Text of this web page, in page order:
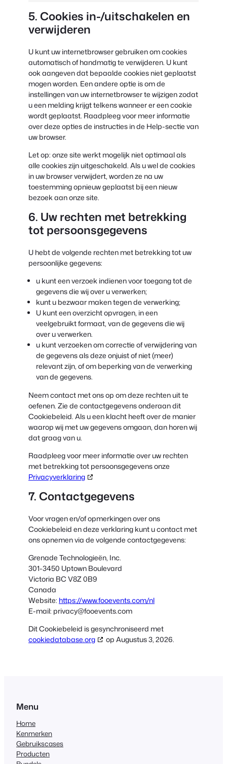
5. Cookies in-/uitschakelen en
verwijderen
U kunt uw internetbrowser gebruiken om cookies
automatisch of handmatig te verwijderen. U kunt
ook aangeven dat bepaalde cookies niet geplaatst
mogen worden. Een andere optie is om de
instellingen van uw internetbrowser te wijzigen zodat
u een melding krijgt telkens wanneer er een cookie
wordt geplaatst. Raadpleeg voor meer informatie
over deze opties de instructies in de Help-sectie van
uw browser.
Let op: onze site werkt mogelijk niet optimaal als
alle cookies zijn uitgeschakeld. Als u wel de cookies
in uw browser verwijdert, worden ze na uw
toestemming opnieuw geplaatst bij een nieuw
bezoek aan onze site.
6. Uw rechten met betrekking
tot persoonsgegevens
U hebt de volgende rechten met betrekking tot uw
persoonlijke gegevens:
u kunt een verzoek indienen voor toegang tot de
gegevens die wij over u verwerken;
kunt u bezwaar maken tegen de verwerking;
U kunt een overzicht opvragen, in een
veelgebruikt formaat, van de gegevens die wij
over u verwerken.
u kunt verzoeken om correctie of verwijdering van
de gegevens als deze onjuist of niet (meer)
relevant zijn, of om beperking van de verwerking
van de gegevens.
Neem contact met ons op om deze rechten uit te
oefenen. Zie de contactgegevens onderaan dit
Cookiebeleid. Als u een klacht heeft over de manier
waarop wij met uw gegevens omgaan, dan horen wij
dat graag van u.
Raadpleeg voor meer informatie over uw rechten
met betrekking tot persoonsgegevens onze
Privacyverklaring
7. Contactgegevens
Voor vragen en/of opmerkingen over ons
Cookiebeleid en deze verklaring kunt u contact met
ons opnemen via de volgende contactgegevens:
Grenade Technologieën, Inc.
301-3450 Uptown Boulevard
Victoria BC V8Z 0B9
Canada
Website: https://www.fooevents.com/nl
E-mail: privacy@fooevents.com
Dit Cookiebeleid is gesynchroniseerd met
cookiedatabase.org
op Augustus 3, 2026.
Menu
Home
Kenmerken
Gebruikscases
Producten